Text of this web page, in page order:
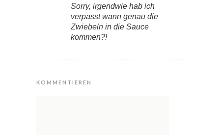
Sorry, irgendwie hab ich
verpasst wann genau die
Zwiebeln in die Sauce
kommen?!
KOMMENTIEREN